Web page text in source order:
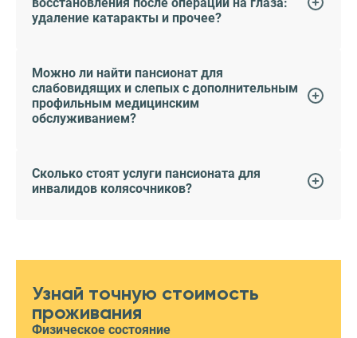
удаление катаракты и прочее?
Можно ли найти пансионат для
слабовидящих и слепых с дополнительным
профильным медицинским
обслуживанием?
Сколько стоят услуги пансионата для
инвалидов колясочников?
Узнай точную стоимость
проживания
Физическое состояние